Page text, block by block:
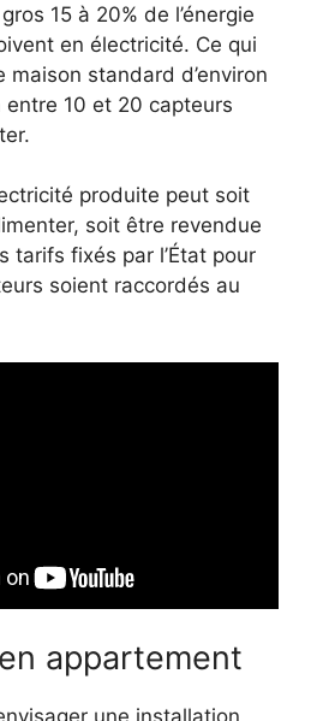
15 à 20% de l’énergie
en électricité. Ce qui
maison standard d’environ
entre 10 et 20 capteurs
produite peut soit
soit être revendue
tarifs fixés par l’État pour
soient raccordés au
appartement
une installation